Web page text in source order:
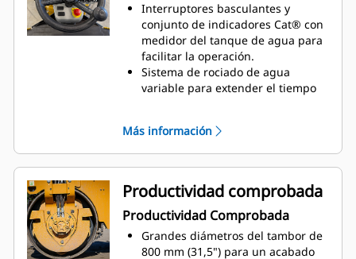
Interruptores basculantes y
conjunto de indicadores Cat® con
medidor del tanque de agua para
facilitar la operación.
Sistema de rociado de agua
variable para extender el tiempo
Asiento del operador con control
deslizante optativo y palancas de
propulsión dobles para reducir la
fatiga del operador y mejorar la
visibilidad de la superficie de
trabajo.
Más información
Productividad comprobada
Productividad Comprobada
Grandes diámetros del tambor de
800 mm (31,5") para un acabado